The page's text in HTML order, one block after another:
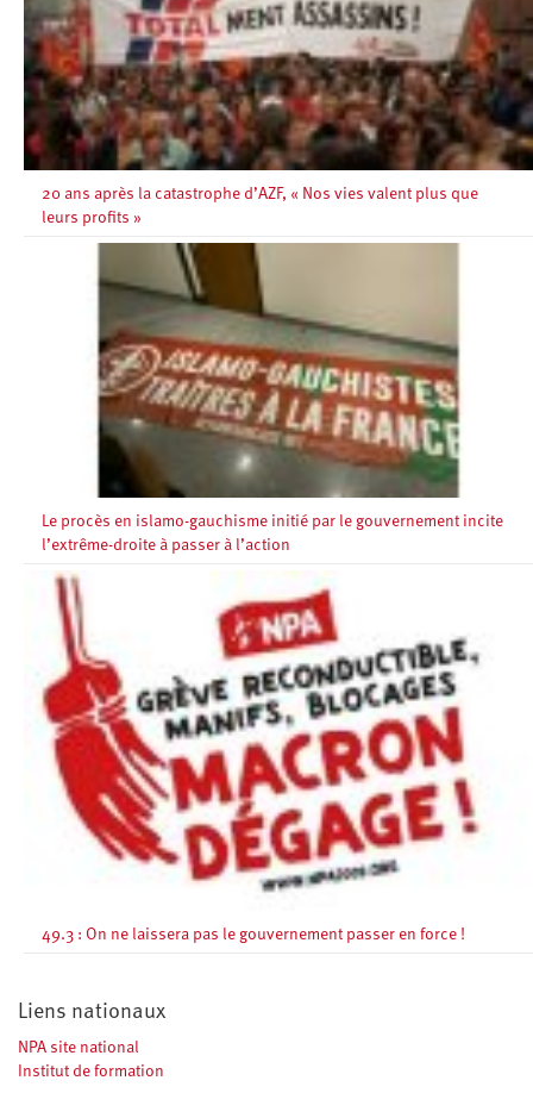
20 ans après la catastrophe d’AZF, « Nos vies valent plus que
leurs profits »
Le procès en islamo-gauchisme initié par le gouvernement incite
l’extrême-droite à passer à l’action
49.3 : On ne laissera pas le gouvernement passer en force !
Liens nationaux
NPA site national
Institut de formation